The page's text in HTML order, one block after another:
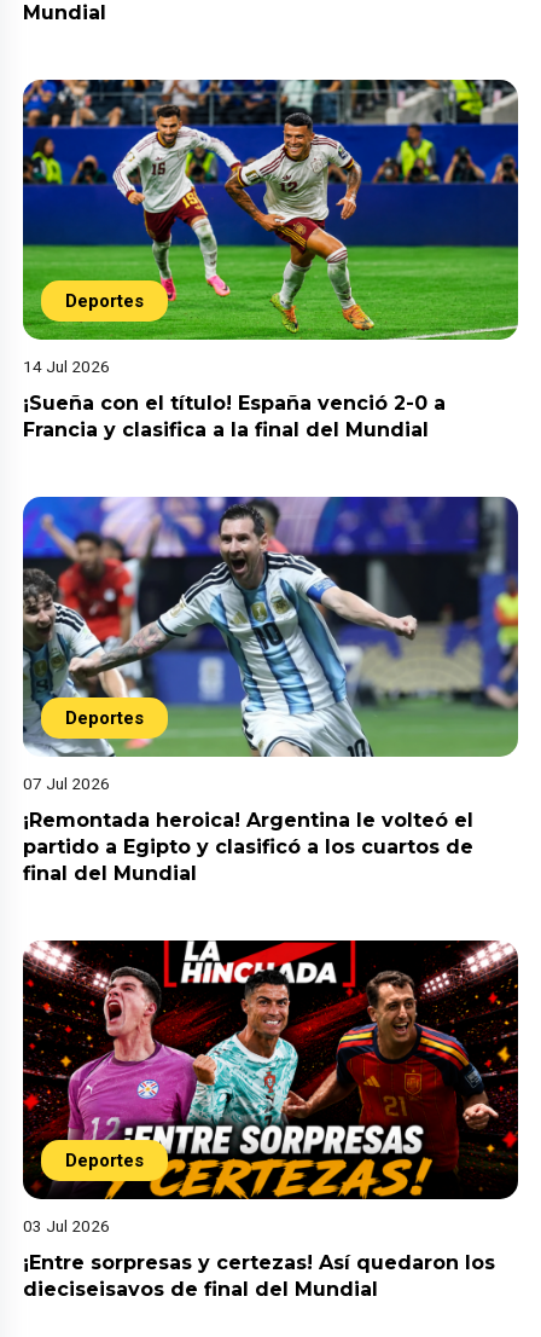
Mundial
Deportes
14 Jul 2026
¡Sueña con el título! España venció 2-0 a
Francia y clasifica a la final del Mundial
Deportes
07 Jul 2026
¡Remontada heroica! Argentina le volteó el
partido a Egipto y clasificó a los cuartos de
final del Mundial
Deportes
03 Jul 2026
¡Entre sorpresas y certezas! Así quedaron los
dieciseisavos de final del Mundial